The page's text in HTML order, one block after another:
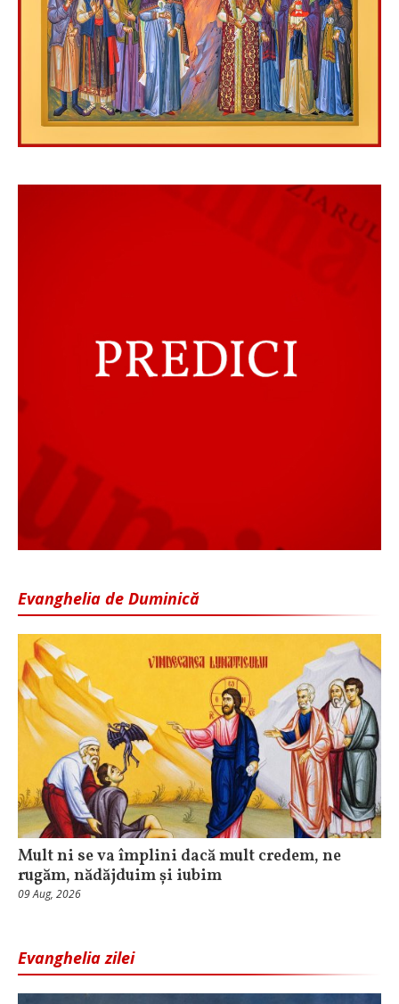
Evanghelia de Duminică
Mult ni se va împlini dacă mult credem, ne
rugăm, nădăjduim și iubim
09 Aug, 2026
Evanghelia zilei